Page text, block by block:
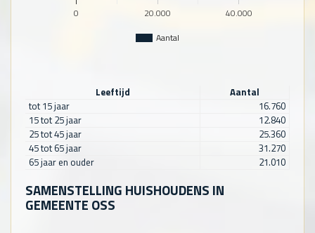
Aantal
0 20.000 40.000
Leeftijd
Aantal
tot 15 jaar
16.760
15 tot 25 jaar
12.840
25 tot 45 jaar
25.360
45 tot 65 jaar
31.270
65 jaar en ouder
21.010
SAMENSTELLING HUISHOUDENS IN
GEMEENTE OSS